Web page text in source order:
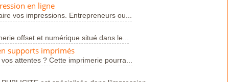
en ligne
vos impressions. Entrepreneurs ou...
offset et numérique situé dans le...
supports imprimés
attentes ? Cette imprimerie pourra...